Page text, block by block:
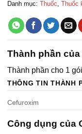
Danh mục: Thuốc Thuốc
Thành phần của
Thành phần cho 1 gói
THÔNG TIN THÀNH
Cefuroxim
Công dụng của